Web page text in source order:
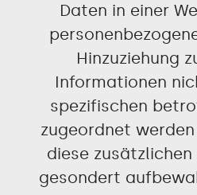
Daten in einer
Hinzuziehung
Informationen
spezifischen
zugeordnet
diese
gesondert